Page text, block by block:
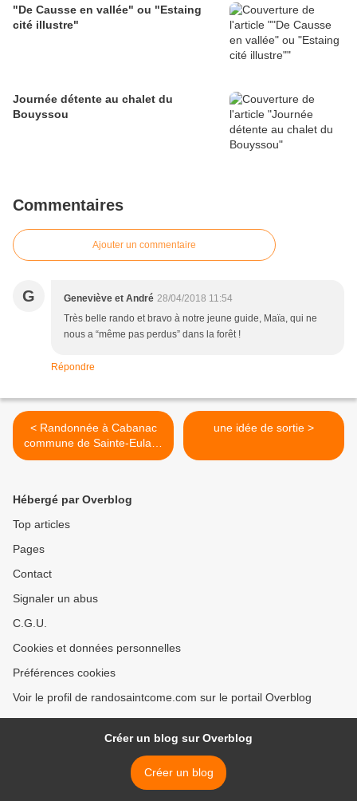
"De Causse en vallée" ou "Estaing
cité illustre"
Journée détente au chalet du
Bouyssou
Commentaires
Ajouter un commentaire
G Geneviève et André 28/04/2018 11:54
Très belle rando et bravo à notre jeune guide, Maïa, qui ne
nous a “même pas perdus” dans la forêt !
Répondre
< Randonnée à Cabanac
commune de Sainte-Eulalie
d'Olt
une idée de sortie >
Hébergé par Overblog
Top articles
Pages
Contact
Signaler un abus
C.G.U.
Cookies et données personnelles
Préférences cookies
Voir le profil de randosaintcome.com sur le portail Overblog
Créer un blog sur Overblog
Créer un blog